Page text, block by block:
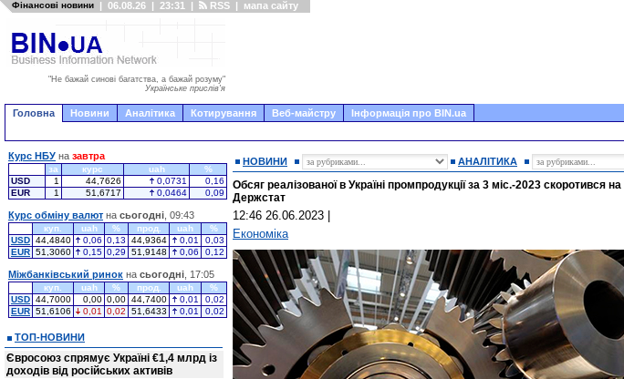
Фінансові новини | 06.08.26 | 23:31 | RSS | мапа сайту
"Не бажай синові багатства, а бажай розуму"
Українське прислів'я
Головна Новини Аналітика Котирування Веб-майстру Інформація про BIN.ua
НОВИНИ АНАЛІТИКА
Обсяг реалізованої в Україні промпродукції за 3 міс.-2023 скоротився
Держстат
12:46 26.06.2023
Економіка
Курс НБУ на завтра
за курс uah
%
USD
1 44,7626 0,0731
0,16
EUR
1 51,6717 0,0464 0,09
Курс обміну валют на сьогодні , 09:43
куп. uah % прод. uah
%
USD 44,4840 0,06 0,13 44,9364 0,01
0,03
EUR 51,3060 0,15 0,29 51,9148 0,06 0,12
Міжбанківський ринок на сьогодні , 17:05
куп. uah % прод. uah
%
USD 44,7000 0,00 0,00 44,7400 0,01
0,02
EUR 51,6106 0,01 0,02 51,6433 0,01 0,02
ТОП-НОВИНИ
Євросоюз спрямує Україні €1,4 млрд із
доходів від російських активів